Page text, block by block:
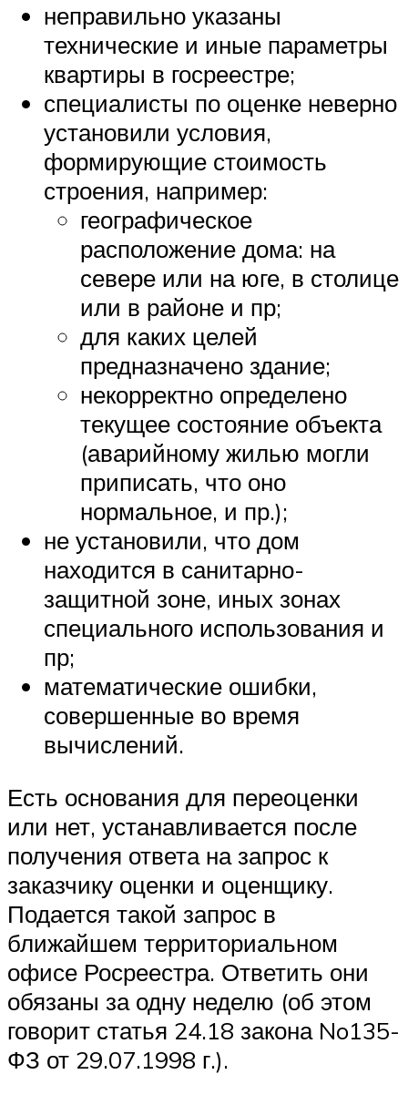
неправильно указаны
технические и иные параметры
квартиры в госреестре;
специалисты по оценке неверно
установили условия,
формирующие стоимость
строения, например:
географическое
расположение дома: на
севере или на юге, в столице
или в районе и пр;
для каких целей
предназначено здание;
некорректно определено
текущее состояние объекта
(аварийному жилью могли
приписать, что оно
нормальное, и пр.);
не установили, что дом
находится в санитарно-
защитной зоне, иных зонах
специального использования и
пр;
математические ошибки,
совершенные во время
вычислений.
Есть основания для переоценки
или нет, устанавливается после
получения ответа на запрос к
заказчику оценки и оценщику.
Подается такой запрос в
ближайшем территориальном
офисе Росреестра. Ответить они
обязаны за одну неделю (об этом
говорит статья 24.18 закона No135-
ФЗ от 29.07.1998 г.).